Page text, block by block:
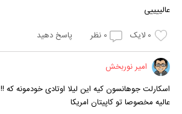
عالییییی
0 لایک 0 نظر پاسخ دهید
امیر نوربخش
اسکارلت جوهانسون کیه این لیلا اوتادی خودمونه که !!
عالیه مخصوصا تو کاپیتان امریکا